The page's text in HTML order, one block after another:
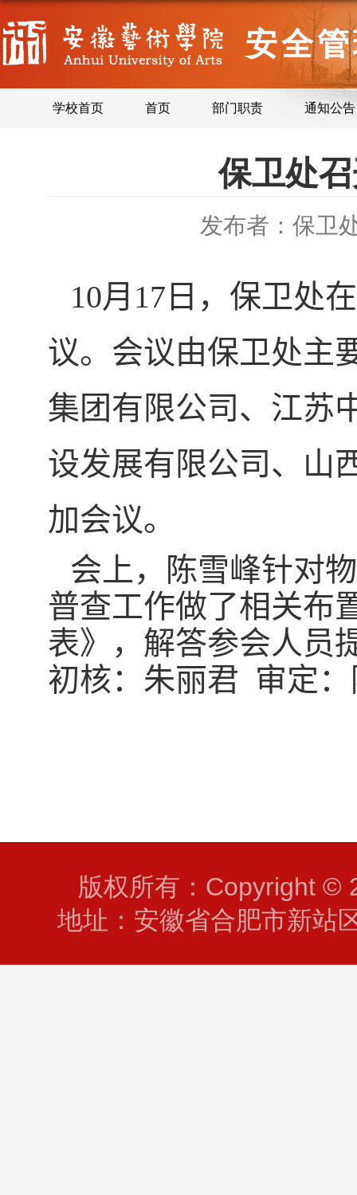
安全
学校首页 首页 部门职责 通知公告
保卫处
发布者：保卫
10月 17 日，保卫处
议。会议由保卫处主
集团有限公司、江苏
设发展有限公司、山
加会议。
会上，陈雪峰针对
普查工作做了相关布
表》，解答参会人员
初核：朱丽君 审定
版权所有：Copyright ©
地址：安徽省合肥市新站